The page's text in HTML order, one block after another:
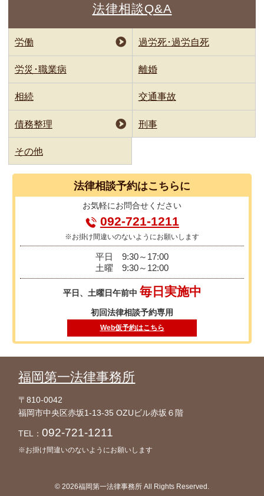
法律相談Q&A
労働 過労死･過労自死
労災･職業病 離婚
相続 交通事故
債務整理 刑事
その他
法律相談予約はこちらに
お気軽にお問合せください
092-721-1211
※お掛け間違いのないようにお願いします
平日
9:30～17:00
土曜
9:30～12:00
平日、土曜日午前中 毎日実施中
初回法律相談予約専用
Web仮予約はこちら
福岡第一法律事務所
〒810-0042
福岡市中央区赤坂1-13-35 OZUビル赤坂６階
TEL：092-721-1211
※お掛け間違いのないようにお願いします
© 2026福岡第一法律事務所 All Rights Reserved.